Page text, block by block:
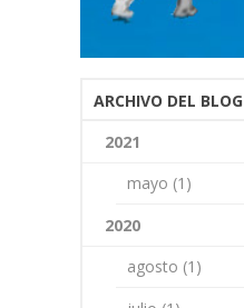
ARCHIVO DEL BLOG
2021
mayo (1)
2020
agosto (1)